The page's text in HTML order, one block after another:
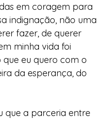
em coragem para
indignação, não uma
fazer, de querer
minha vida foi
eu quero com o
da esperança, do
que a parceria entre